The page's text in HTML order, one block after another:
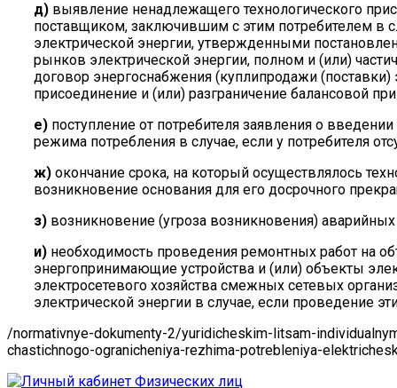
д) выявление ненадлежащего технологического
поставщиком, заключившим с этим потребителем в
электрической энергии, утвержденными
рынков электрической энергии, полном и (или)
договор энергоснабжения (куплипродажи
присоединение и (или) разграничение балансовой
е) поступление от потребителя заявления о
режима потребления в случае, если у потребителя
ж) окончание срока, на который осуществлялось
возникновение основания для его досрочного
з) возникновение (угроза возникновения)
и) необходимость проведения ремонтных работ на
энергопринимающие устройства и (или) объекты
электросетевого хозяйства смежных сетевых
электрической энергии в случае, если проведение
/normativnye-dokumenty-2/yuridicheskim-litsam-
chastichnogo-ogranicheniya-rezhima-potrebleniya-